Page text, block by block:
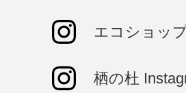
エコショッ
栖の杜